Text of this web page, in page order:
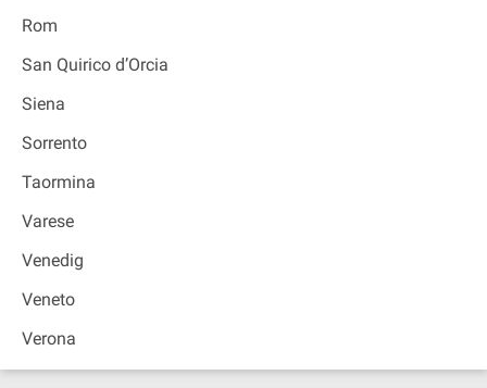
Rom
San Quirico d’Orcia
Siena
Sorrento
Taormina
Varese
Venedig
Veneto
Verona